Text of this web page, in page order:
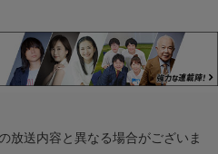
放送内容と異なる場合がございま